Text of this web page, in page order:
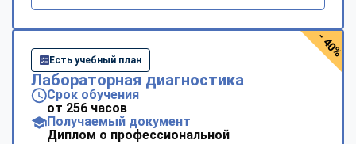
Есть учебный план
Лабораторная диагностика
Срок обучения
от 256 часов
Получаемый документ
Диплом о профессиональной
- 40%